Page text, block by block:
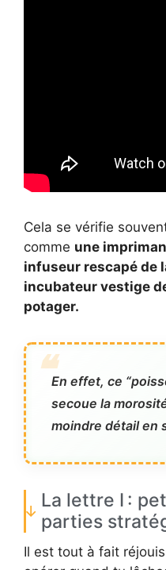
Cela se vérifie
comme une
infuseur rescapé de
incubateur vestige
potager.
En effet, ce
secoue la
moindre détail en
La lettre I :
parties
Il est tout à fait